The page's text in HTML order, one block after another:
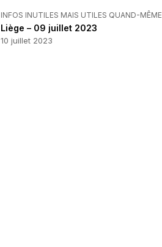
INFOS INUTILES MAIS UTILES QUAND-MÊME
Liège – 09 juillet 2023
10 juillet 2023